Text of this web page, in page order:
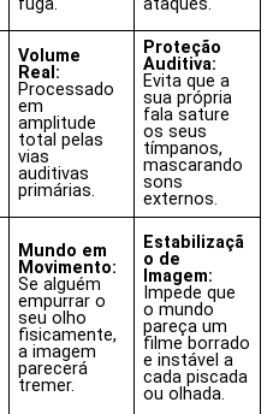
Volume
Real:
Processado
em
amplitude
total pelas
vias
auditivas
primárias.
Proteção
Auditiva:
Evita que a
sua própria
fala sature
os seus
tímpanos,
mascarando
sons
externos.
Mundo em
Movimento:
Se alguém
empurrar o
seu olho
fisicamente,
a imagem
parecerá
tremer.
Estabilizaçã
o de
Imagem:
Impede que
o mundo
pareça um
filme borrado
e instável a
cada piscada
ou olhada.